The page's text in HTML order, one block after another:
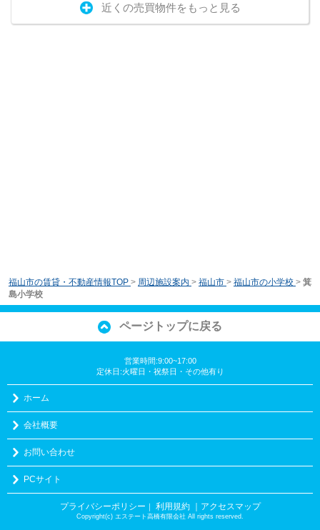
近くの売買物件をもっと見る
福山市の賃貸・不動産情報TOP > 周辺施設案内 > 福山市 > 福山市の小学校 > 箕
島小学校
ページトップに戻る
営業時間:9:00~17:00
定休日:火曜日・祝祭日・その他有り
ホーム
会社概要
お問い合わせ
PCサイト
プライバシーポリシー ｜ 利用規約 ｜アクセスマップ
Copyright(c) エステート高橋有限会社 All rights reserved.